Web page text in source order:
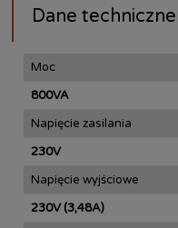
Dane techniczne
Moc
800VA
Napięcie zasilania
230V
Napięcie wyjściowe
230V (3,48A)